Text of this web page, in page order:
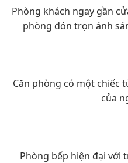
Phòng khách ngay gần
phòng đón trọn ánh
Căn phòng có một chiếc
của
Phòng bếp hiện đại với